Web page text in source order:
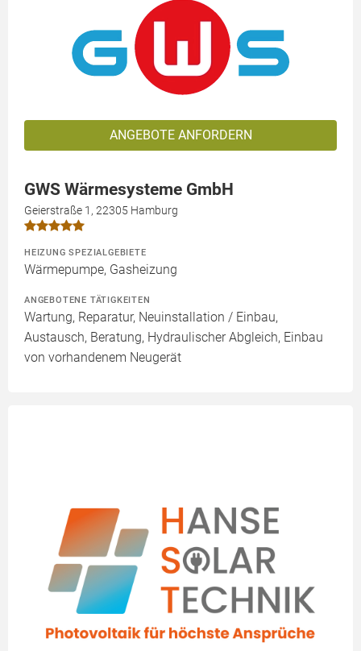
ANGEBOTE ANFORDERN
GWS Wärmesysteme GmbH
Geierstraße 1, 22305 Hamburg
HEIZUNG SPEZIALGEBIETE
Wärmepumpe, Gasheizung
ANGEBOTENE TÄTIGKEITEN
Wartung, Reparatur, Neuinstallation / Einbau,
Austausch, Beratung, Hydraulischer Abgleich, Einbau
von vorhandenem Neugerät